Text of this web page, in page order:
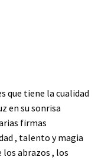
que tiene la cualidad
en su sonrisa
firmas
, talento y magia
los abrazos , los